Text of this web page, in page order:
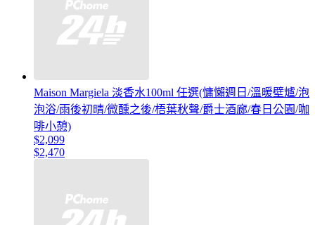
Maison Margiela 淡香水100ml 任選(慵懶週日/溫暖壁爐/泡
泡浴/雨後初晴/微醺之後/梧葉秋聲/爵士酒廊/春日公園/咖
啡小憩)
$2,099
$2,470